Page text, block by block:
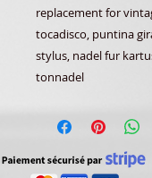
replacement for
tocadisco, puntina
stylus, nadel fur
tonnadel